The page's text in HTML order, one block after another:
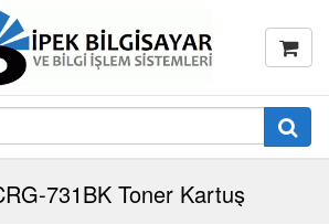
731BK Toner Kartuş